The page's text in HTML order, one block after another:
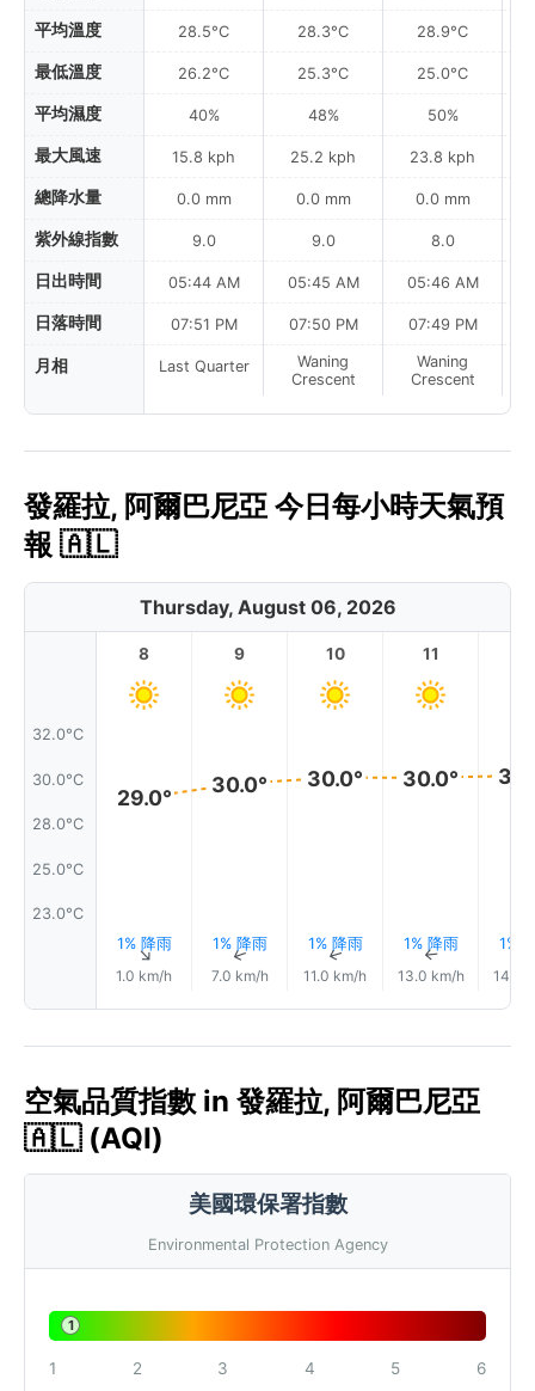
平均溫度
最低溫度
平均濕度
最大風速
總降水量
紫外線指數
日出時間
日落時間
月相
28.5°C
26.2°C
40%
15.8 kph
0.0 mm
9.0
05:44 AM
07:51 PM
Last Quarter
28.3°C
25.3°C
48%
25.2 kph
0.0 mm
9.0
05:45 AM
07:50 PM
Waning
Crescent
28.9°C
25.0°C
50%
23.8 kph
0.0 mm
8.0
05:46 AM
07:49 PM
Waning
Crescent
發羅拉, 阿爾巴尼亞 今日每小時天氣預
報 🇦🇱
Thursday, August 06, 2026
32.0°C
30.0°C
28.0°C
25.0°C
23.0°C
8
29.0°
1% 降雨
↑
1.0 km/h
9
30.0°
1% 降雨
↑
7.0 km/h
10
30.0°
1% 降雨
↑
11.0 km/h
11
30.0°
1% 降雨
↑
13.0 km/h
1%
14.0
空氣品質指數 in 發羅拉, 阿爾巴尼亞
🇦🇱 (AQI)
美國環保署指數
Environmental Protection Agency
1
1 2 3 4 5 6